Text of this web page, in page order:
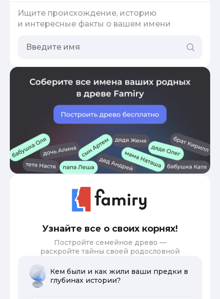
Ищите происхождение, историю
и интересные факты о вашем имени
Узнайте все о своих корнях!
Постройте семейное древо —
раскройте тайны своей родословной
Кем были и как жили ваши предки в
глубинах истории?